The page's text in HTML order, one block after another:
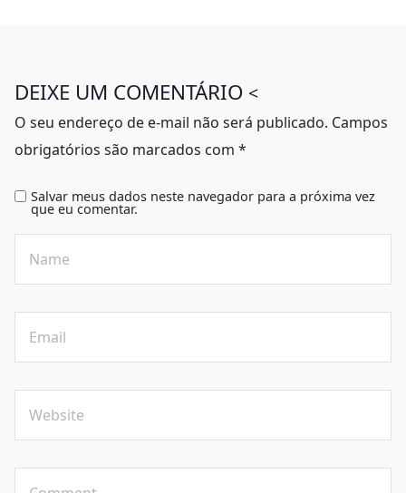
DEIXE UM COMENTÁRIO <
O seu endereço de e-mail não será publicado. Campos
obrigatórios são marcados com *
Salvar meus dados neste navegador para a próxima vez
que eu comentar.